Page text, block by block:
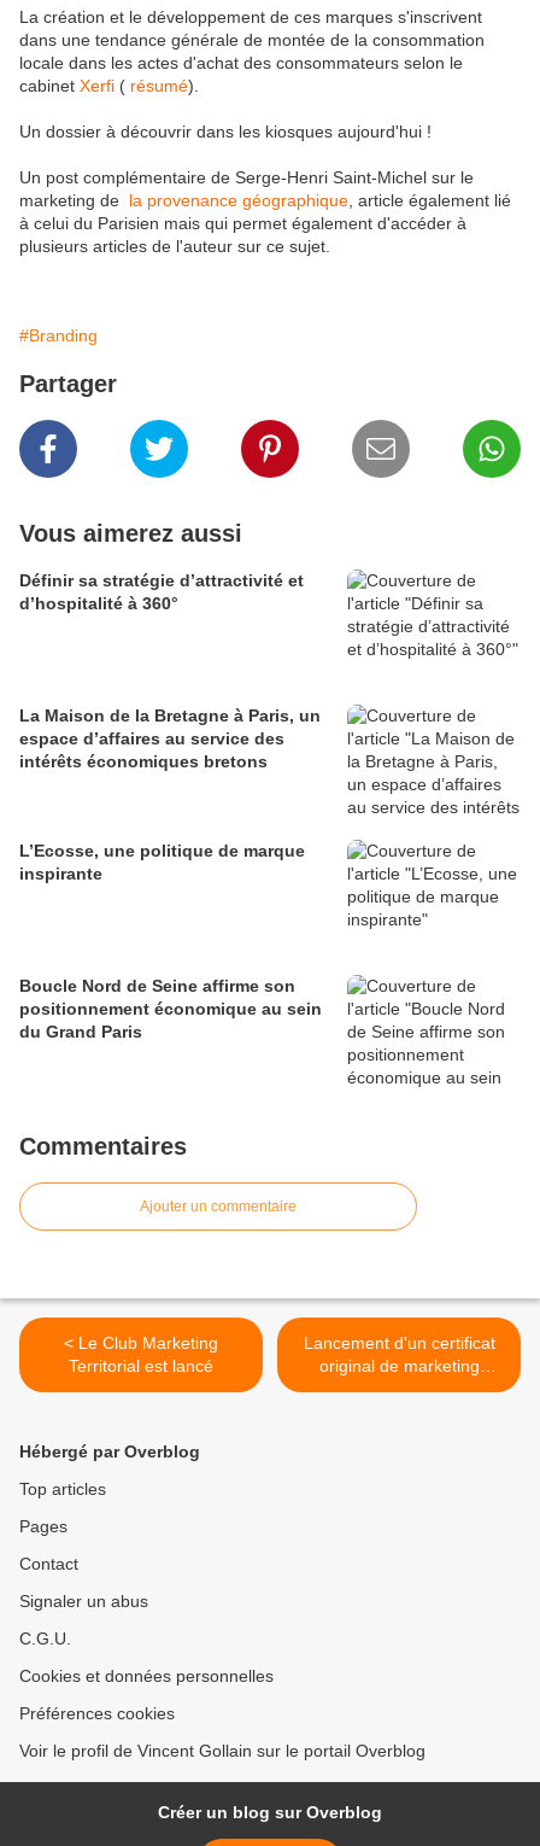
La création et le développement de ces marques s'inscrivent
dans une tendance générale de montée de la consommation
locale dans les actes d'achat des consommateurs selon le
cabinet Xerfi ( résumé).
Un dossier à découvrir dans les kiosques aujourd'hui !
Un post complémentaire de Serge-Henri Saint-Michel sur le
marketing de la provenance géographique , article également lié
à celui du Parisien mais qui permet également d'accéder à
plusieurs articles de l'auteur sur ce sujet.
#Branding
Partager
Vous aimerez aussi
Définir sa stratégie d’attractivité et
d’hospitalité à 360°
La Maison de la Bretagne à Paris, un
espace d’affaires au service des
intérêts économiques bretons
L’Ecosse, une politique de marque
inspirante
Boucle Nord de Seine affirme son
positionnement économique au sein
du Grand Paris
Commentaires
Ajouter un commentaire
< Le Club Marketing
Territorial est lancé
Lancement d'un certificat
original de marketing
territorial >
Hébergé par Overblog
Top articles
Pages
Contact
Signaler un abus
C.G.U.
Cookies et données personnelles
Préférences cookies
Voir le profil de Vincent Gollain sur le portail Overblog
Créer un blog sur Overblog